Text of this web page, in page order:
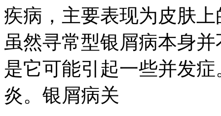
疾病，主要表现为皮肤
虽然寻常型银屑病本身
是它可能引起一些并发症
炎。银屑病关